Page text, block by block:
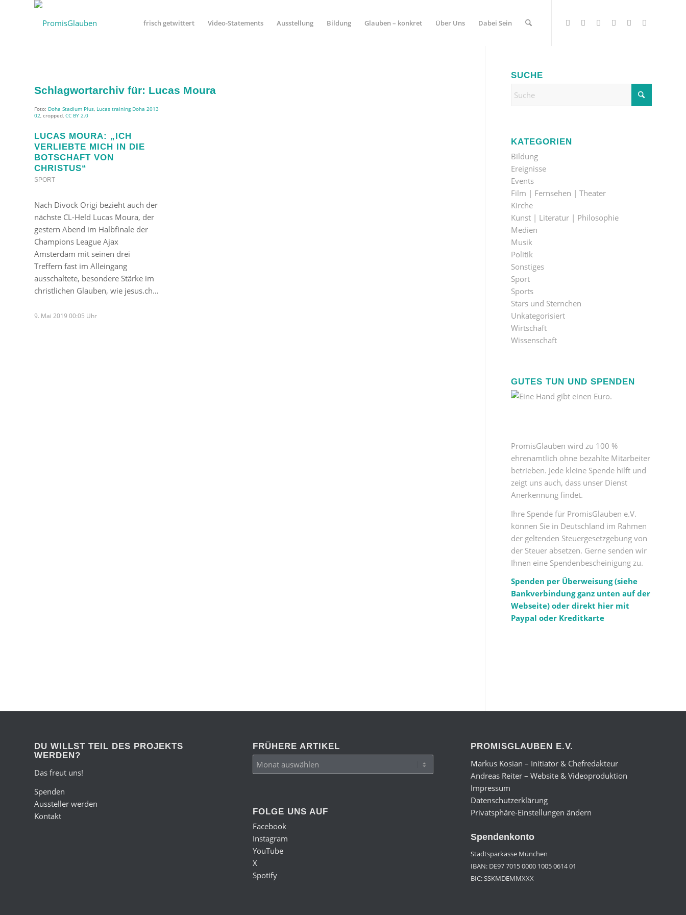
frisch getwittert Video-Statements Ausstellung Bildung Glauben – konkret Über Uns Dabei Sein
Schlagwortarchiv für: Lucas Moura
Foto: Doha Stadium Plus Lucas training Doha 2013
02 , cropped, CC BY 2.0
LUCAS MOURA: „ICH
VERLIEBTE MICH IN DIE
BOTSCHAFT VON
CHRISTUS“
SPORT
Nach Divock Origi bezieht auch der
nächste CL-Held Lucas Moura, der
gestern Abend im Halbfinale der
Champions League Ajax
Amsterdam mit seinen drei
Treffern fast im Alleingang
ausschaltete, besondere Stärke im
christlichen Glauben, wie jesus.ch…
9. Mai 2019 00:05 Uhr
SUCHE
KATEGORIEN
Bildung
Ereignisse
Events
Film | Fernsehen | Theater
Kirche
Kunst | Literatur | Philosophie
Medien
Musik
Politik
Sonstiges
Sport
Sports
Stars und Sternchen
Unkategorisiert
Wirtschaft
Wissenschaft
GUTES TUN UND SPENDEN
PromisGlauben wird zu 100 %
ehrenamtlich ohne bezahlte Mitarbeiter
betrieben. Jede kleine Spende hilft und
zeigt uns auch, dass unser Dienst
Anerkennung findet.
Ihre Spende für PromisGlauben e.V.
können Sie in Deutschland im Rahmen
der geltenden Steuergesetzgebung von
der Steuer absetzen. Gerne senden wir
Ihnen eine Spendenbescheinigung zu.
Spenden per Überweisung (siehe
Bankverbindung ganz unten auf der
Webseite) oder direkt hier mit
Paypal oder Kreditkarte
DU WILLST TEIL DES PROJEKTS
WERDEN?
Das freut uns!
Spenden
Aussteller werden
Kontakt
FRÜHERE ARTIKEL
FOLGE UNS AUF
Facebook
Instagram
YouTube
X
Spotify
PROMISGLAUBEN E.V.
Markus Kosian – Initiator & Chefredakteur
Andreas Reiter – Website & Videoproduktion
Impressum
Datenschutzerklärung
Privatsphäre-Einstellungen ändern
Spendenkonto
Stadtsparkasse München
IBAN: DE97 7015 0000 1005 0614 01
BIC: SSKMDEMMXXX